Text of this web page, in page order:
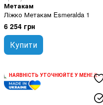
Метакам
Ліжко Метакам Esmeralda 1
6 254 грн
Купити
НАЯВНІСТЬ УТОЧНЮЙТЕ У МЕНЕДЖЕРА